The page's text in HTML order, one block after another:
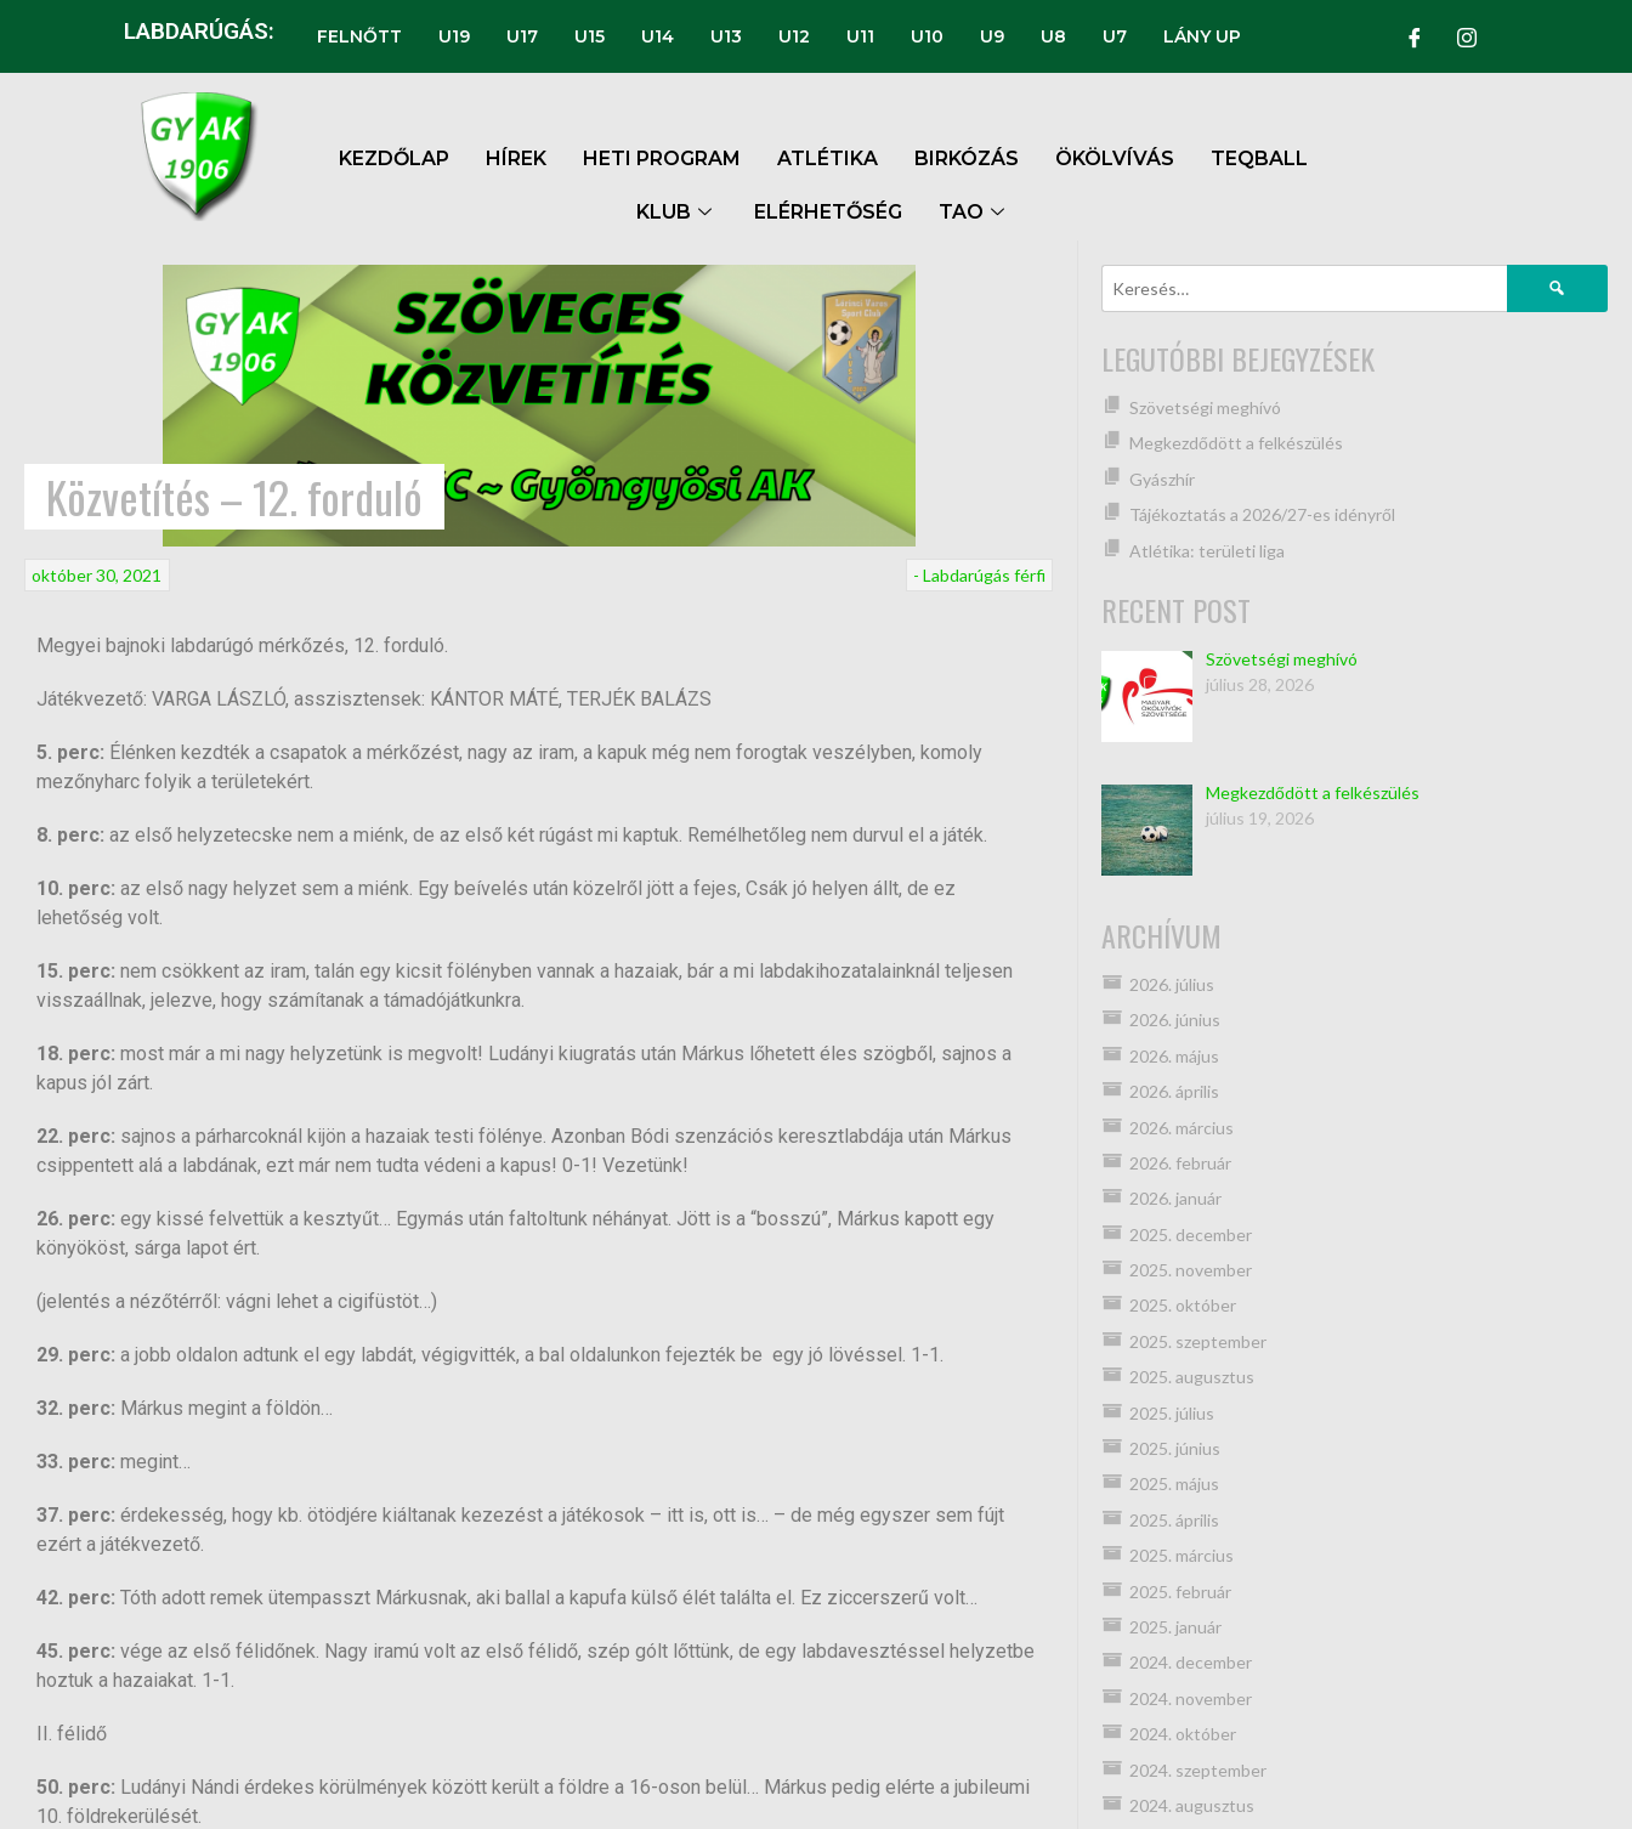
LABDARÚGÁS: FELNŐTT U19 U17 U15 U14 U13 U12 U11 U10 U9 U8 U7 LÁNY UP
KEZDŐLAP HÍREK HETI PROGRAM ATLÉTIKA BIRKÓZÁS ÖKÖLVÍVÁS TEQBALL
KLUB ELÉRHETŐSÉG TAO
Közvetítés – 12. forduló
- Labdarúgás férfi
október 30, 2021
Megyei bajnoki labdarúgó mérkőzés, 12. forduló.
Játékvezető: VARGA LÁSZLÓ, asszisztensek: KÁNTOR MÁTÉ, TERJÉK BALÁZS
5. perc: Élénken kezdték a csapatok a mérkőzést, nagy az iram, a kapuk még nem forogtak veszélyben, komoly
mezőnyharc folyik a területekért.
8. perc: az első helyzetecske nem a miénk, de az első két rúgást mi kaptuk. Remélhetőleg nem durvul el a játék.
10. perc: az első nagy helyzet sem a miénk. Egy beívelés után közelről jött a fejes, Csák jó helyen állt, de ez
lehetőség volt.
15. perc: nem csökkent az iram, talán egy kicsit fölényben vannak a hazaiak, bár a mi labdakihozatalainknál teljesen
visszaállnak, jelezve, hogy számítanak a támadójátkunkra.
18. perc: most már a mi nagy helyzetünk is megvolt! Ludányi kiugratás után Márkus lőhetett éles szögből, sajnos a
kapus jól zárt.
22. perc: sajnos a párharcoknál kijön a hazaiak testi fölénye. Azonban Bódi szenzációs keresztlabdája után Márkus
csippentett alá a labdának, ezt már nem tudta védeni a kapus! 0-1! Vezetünk!
26. perc: egy kissé felvettük a kesztyűt… Egymás után faltoltunk néhányat. Jött is a “bosszú”, Márkus kapott egy
könyököst, sárga lapot ért.
(jelentés a nézőtérről: vágni lehet a cigifüstöt…)
29. perc: a jobb oldalon adtunk el egy labdát, végigvitték, a bal oldalunkon fejezték be egy jó lövéssel. 1-1.
32. perc: Márkus megint a földön…
33. perc: megint…
37. perc: érdekesség, hogy kb. ötödjére kiáltanak kezezést a játékosok – itt is, ott is… – de még egyszer sem fújt
ezért a játékvezető.
42. perc: Tóth adott remek ütempasszt Márkusnak, aki ballal a kapufa külső élét találta el. Ez ziccerszerű volt…
45. perc: vége az első félidőnek. Nagy iramú volt az első félidő, szép gólt lőttünk, de egy labdavesztéssel helyzetbe
hoztuk a hazaiakat. 1-1.
II. félidő
50. perc: Ludányi Nándi érdekes körülmények között került a földre a 16-oson belül… Márkus pedig elérte a jubileumi
10. földrekerülését.
LEGUTÓBBI BEJEGYZÉSEK
Szövetségi meghívó
Megkezdődött a felkészülés
Gyászhír
Tájékoztatás a 2026/27-es idényről
Atlétika: területi liga
RECENT POST
Szövetségi meghívó
július 28, 2026
Megkezdődött a felkészülés
július 19, 2026
ARCHÍVUM
2026. július
2026. június
2026. május
2026. április
2026. március
2026. február
2026. január
2025. december
2025. november
2025. október
2025. szeptember
2025. augusztus
2025. július
2025. június
2025. május
2025. április
2025. március
2025. február
2025. január
2024. december
2024. november
2024. október
2024. szeptember
2024. augusztus